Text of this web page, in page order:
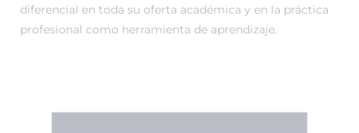
diferencial en toda su oferta académica y en la práctica
profesional como herramienta de aprendizaje.